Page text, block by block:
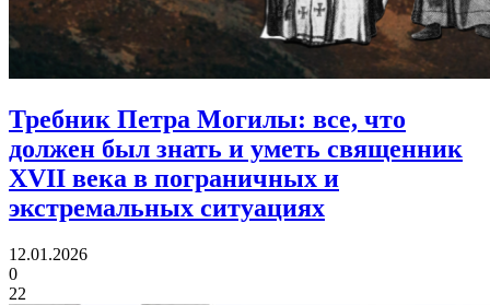
Требник Петра Могилы: все, что
должен был знать и уметь священник
XVII века в пограничных и
экстремальных ситуациях
12.01.2026
0
22